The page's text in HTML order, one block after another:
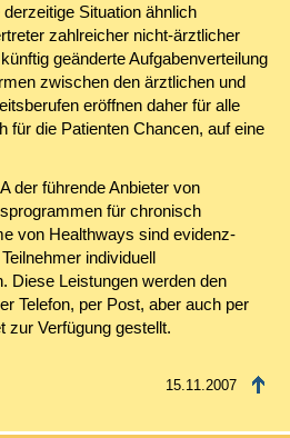
Situation ähnlich
zahlreicher nicht-ärztlicher
geänderte Aufgabenverteilung
zwischen den ärztlichen und
eröffnen daher für alle
für die Patienten Chancen, auf eine
der führende Anbieter von
für chronisch
von Healthways sind evidenz-
individuell
Diese Leistungen werden den
Telefon, per Post, aber auch per
zur Verfügung gestellt.
15.11.2007